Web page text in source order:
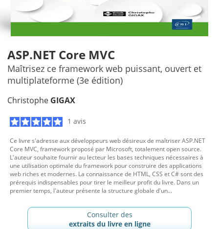
ASP.NET Core MVC
Maîtrisez ce framework web puissant, ouvert et
multiplateforme (3e édition)
Christophe GIGAX
1 avis
Ce livre s'adresse aux développeurs web désireux de maîtriser ASP.NET
Core MVC, framework proposé par Microsoft, totalement open source.
L'auteur souhaite fournir au lecteur les bases techniques nécessaires à
une utilisation optimale du framework pour construire des applications
web riches et modernes. La connaissance de HTML, CSS et C# sont des
prérequis indispensables pour tirer le meilleur profit du livre. Dans un
premier temps, l'auteur présente la structure globale d'un...
Consulter des
extraits du livre en ligne